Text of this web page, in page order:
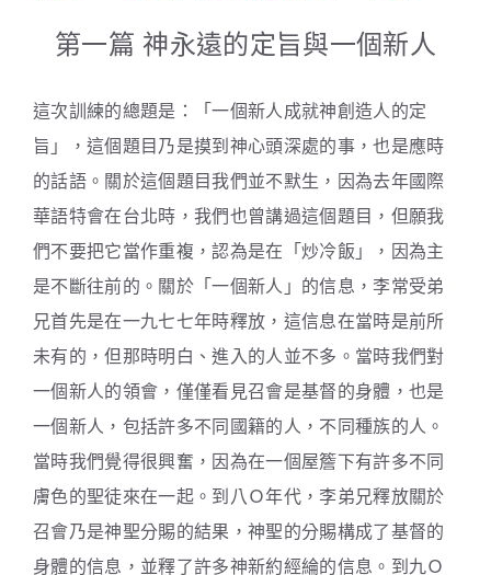
第一篇 神永遠的定旨與一個新人
這次訓練的總題是：「一個新人成就神創造人的定
旨」，這個題目乃是摸到神心頭深處的事，也是應時
的話語。關於這個題目我們並不默生，因為去年國際
華語特會在台北時，我們也曾講過這個題目，但願我
們不要把它當作重複，認為是在「炒冷飯」，因為主
是不斷往前的。關於「一個新人」的信息，李常受弟
兄首先是在一九七七年時釋放，這信息在當時是前所
未有的，但那時明白、進入的人並不多。當時我們對
一個新人的領會，僅僅看見召會是基督的身體，也是
一個新人，包括許多不同國籍的人，不同種族的人。
當時我們覺得很興奮，因為在一個屋簷下有許多不同
膚色的聖徒來在一起。到八Ｏ年代，李弟兄釋放關於
召會乃是神聖分賜的結果，神聖的分賜構成了基督的
身體的信息，並釋了許多神新約經綸的信息。到九Ｏ